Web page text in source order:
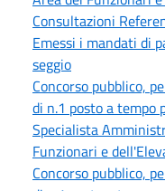
Consultazioni
Emessi i mandati di
seggio
Concorso pubblico,
di n.1 posto a tempo
Specialista
Funzionari e
Concorso pubblico,